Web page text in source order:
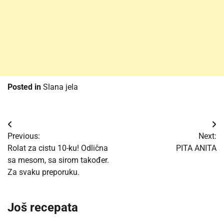
Posted in Slana jela
Post
navigation
Previous:
Rolat za cistu 10-ku! Odlična
sa mesom, sa sirom također.
Za svaku preporuku.
Next:
PITA ANITA
Još recepata